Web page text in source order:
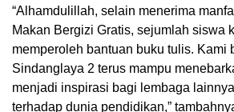
“Alhamdulillah, selain menerima
Makan Bergizi Gratis, sejumlah siswa
memperoleh bantuan buku tulis. Kami
Sindanglaya 2 terus mampu
menjadi inspirasi bagi lembaga
terhadap dunia pendidikan,”